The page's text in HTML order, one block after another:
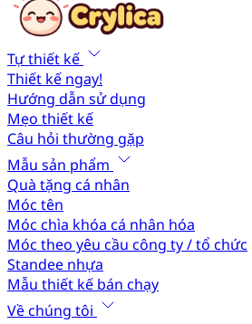
Tự thiết kế
Thiết kế ngay!
Hướng dẫn sử dụng
Mẹo thiết kế
Câu hỏi thường gặp
Mẫu sản phẩm
Quà tặng cá nhân
Móc tên
Móc chìa khóa cá nhân hóa
Móc theo yêu cầu công ty / tổ chức
Standee nhựa
Mẫu thiết kế bán chạy
Về chúng tôi